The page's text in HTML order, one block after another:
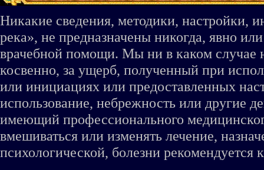
Никакие сведения, методики, настройки,
река», не предназначены никогда, явно
врачебной помощи. Мы ни в каком случае
косвенно, за ущерб, полученный при
или инициациях или предоставленных
использование, небрежность или другие
имеющий профессионального
вмешиваться или изменять лечение,
психологической, болезни рекомендуется